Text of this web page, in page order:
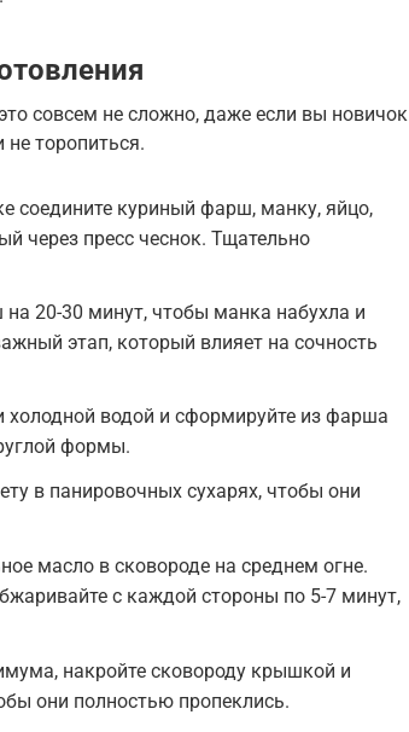
совсем не сложно, даже если вы новичок
не торопиться.
соедините куриный фарш, манку, яйцо,
через пресс чеснок. Тщательно
20-30 минут, чтобы манка набухла и
этап, который влияет на сочность
холодной водой и сформируйте из фарша
формы.
в панировочных сухарях, чтобы они
масло в сковороде на среднем огне.
с каждой стороны по 5-7 минут,
накройте сковороду крышкой и
они полностью пропеклись.